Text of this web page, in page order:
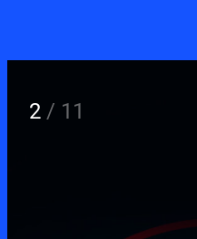
2 / 11